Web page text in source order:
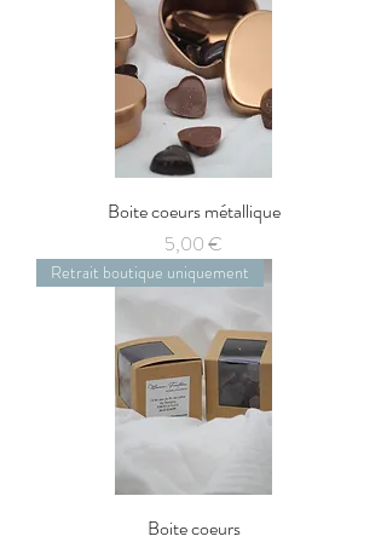
Boite coeurs métallique
Prix
5,00 €
Retrait boutique uniquement
Boite coeurs